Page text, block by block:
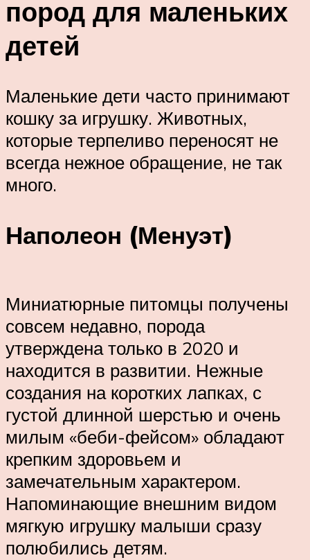
пород для маленьких
детей
Маленькие дети часто принимают
кошку за игрушку. Животных,
которые терпеливо переносят не
всегда нежное обращение, не так
много.
Наполеон (Менуэт)
Миниатюрные питомцы получены
совсем недавно, порода
утверждена только в 2020 и
находится в развитии. Нежные
создания на коротких лапках, с
густой длинной шерстью и очень
милым «беби-фейсом» обладают
крепким здоровьем и
замечательным характером.
Напоминающие внешним видом
мягкую игрушку малыши сразу
полюбились детям.